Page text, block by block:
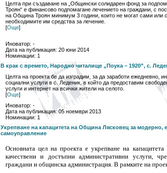
Целта при създаване на „Общински солидарен фонд за
Троян“ е финансово подпомагане лечението на граждани, с
на Община Троян минимум 3 години, които не могат сами или
необходимите им средства за лечение.
[Още]
Иноватор: -
Дата на публикация: 20 юни 2014
Номинации: 1
В крак с времето, Народно читалище „Поука – 1920”, с.
Целта на проекта бе да изградим, за да заработи ежедневно,
социални услуги в с. Леденик, в който да предоставим
услуги и интернет на всички жители на селото.
[Още]
Иноватор: -
Дата на публикация: 05 ноември 2013
Номинации: 1
Укрепване на капацитета на Община Лясковец за модерно,
самоуправление
Основната цел на проекта е укрепване на
качествени и достъпни административни услуги,
граждани и общинска администрация. В рамките на